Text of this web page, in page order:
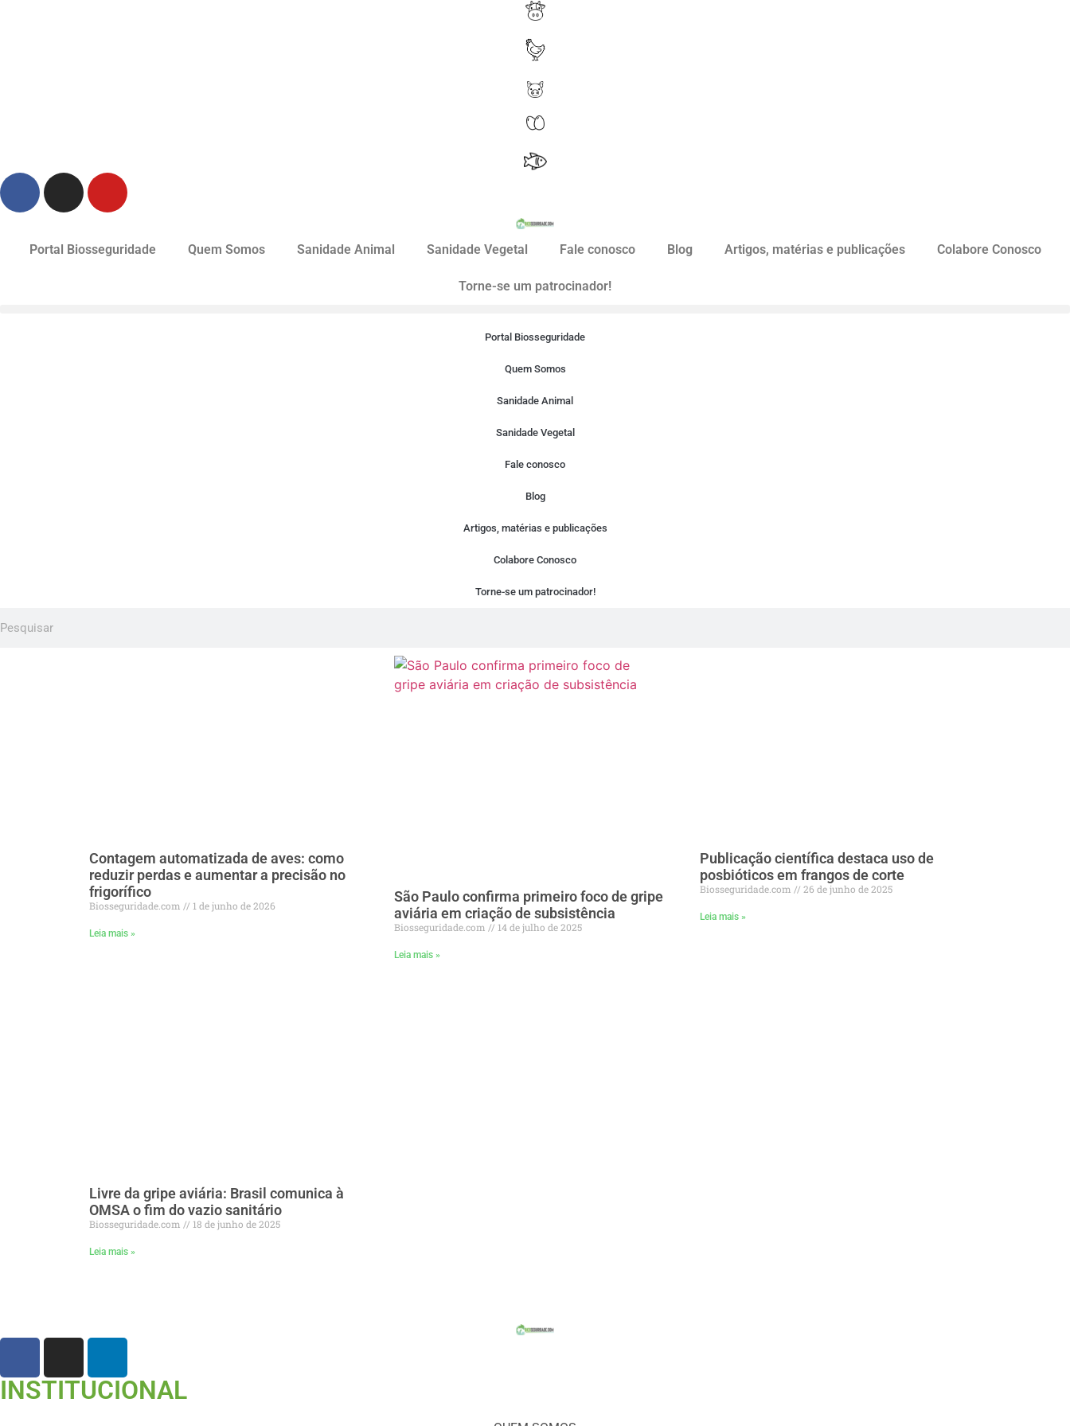
Portal Biosseguridade Quem Somos Sanidade Animal Sanidade Vegetal Fale conosco Blog Artigos, matérias e publicações Colabore Conosco
Torne-se um patrocinador!
Portal Biosseguridade
Quem Somos
Sanidade Animal
Sanidade Vegetal
Fale conosco
Blog
Artigos, matérias e publicações
Colabore Conosco
Torne-se um patrocinador!
Contagem automatizada de aves: como
reduzir perdas e aumentar a precisão no
frigorífico
Biosseguridade.com 1 de junho de 2026
Leia mais »
São Paulo confirma primeiro foco de gripe
aviária em criação de subsistência
Biosseguridade.com 14 de julho de 2025
Leia mais »
Publicação científica destaca uso de
posbióticos em frangos de corte
Biosseguridade.com 26 de junho de 2025
Leia mais »
Livre da gripe aviária: Brasil comunica à
OMSA o fim do vazio sanitário
Biosseguridade.com 18 de junho de 2025
Leia mais »
INSTITUCIONAL